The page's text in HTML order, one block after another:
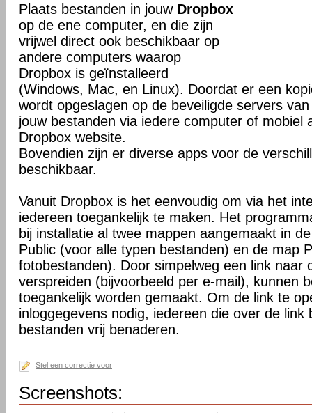
Plaats bestanden in jouw Dropbox
op de ene computer, en die zijn
vrijwel direct ook beschikbaar op
andere computers waarop
Dropbox is geïnstalleerd
(Windows, Mac, en Linux). Doordat er een
wordt opgeslagen op de beveiligde servers
jouw bestanden via iedere computer of mobiel
Dropbox website.
Bovendien zijn er diverse apps voor de
beschikbaar.
Vanuit Dropbox is het eenvoudig om via het
iedereen toegankelijk te maken. Het
bij installatie al twee mappen aangemaakt in
Public (voor alle typen bestanden) en de map
fotobestanden). Door simpelweg een link naar
verspreiden (bijvoorbeeld per e-mail), kunnen
toegankelijk worden gemaakt. Om de link te
inloggegevens nodig, iedereen die over de link
bestanden vrij benaderen.
Stel een correctie voor
Screenshots: